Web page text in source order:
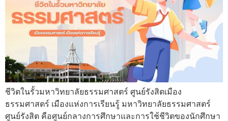
ชีวิตในรั้วมหาวิทยาลัยธรรมศาสตร์ ศูนย์รังสิตเมือง
ธรรมศาสตร์ เมืองแห่งการเรียนรู้ มหาวิทยาลัยธรรมศาสตร์
ศูนย์รังสิต คือศูนย์กลางการศึกษาและการใช้ชีวิตของนักศึกษา